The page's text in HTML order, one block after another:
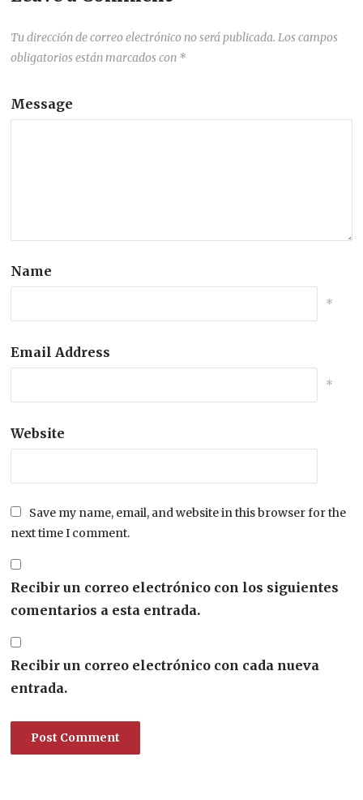
Tu dirección de correo electrónico no será publicada. Los campos
obligatorios están marcados con *
Message
Name
*
Email Address
*
Website
Save my name, email, and website in this browser for the
next time I comment.
Recibir un correo electrónico con los siguientes
comentarios a esta entrada.
Recibir un correo electrónico con cada nueva
entrada.